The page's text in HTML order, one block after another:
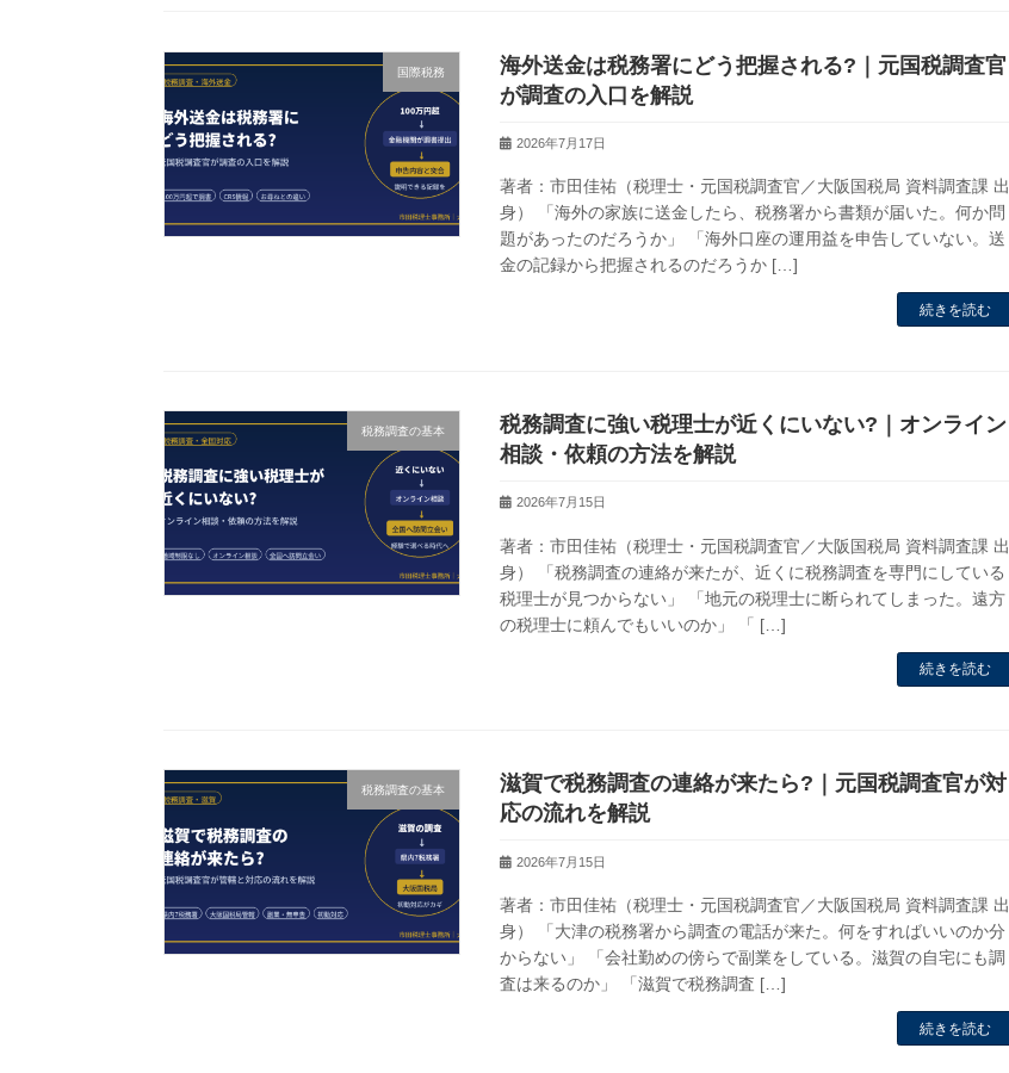
国際税務
海外送金は税務署にどう把握される?｜元国税調査官
が調査の入口を解説
2026年7月17日
著者：市田佳祐（税理士・元国税調査官／大阪国税局 資料調査課 出
身） 「海外の家族に送金したら、税務署から書類が届いた。何か問
題があったのだろうか」 「海外口座の運用益を申告していない。送
金の記録から把握されるのだろうか […]
続きを読む
税務調査の基本
税務調査に強い税理士が近くにいない?｜オンライン
相談・依頼の方法を解説
2026年7月15日
著者：市田佳祐（税理士・元国税調査官／大阪国税局 資料調査課 出
身） 「税務調査の連絡が来たが、近くに税務調査を専門にしている
税理士が見つからない」 「地元の税理士に断られてしまった。遠方
の税理士に頼んでもいいのか」 「 […]
続きを読む
税務調査の基本
滋賀で税務調査の連絡が来たら?｜元国税調査官が対
応の流れを解説
2026年7月15日
著者：市田佳祐（税理士・元国税調査官／大阪国税局 資料調査課 出
身） 「大津の税務署から調査の電話が来た。何をすればいいのか分
からない」 「会社勤めの傍らで副業をしている。滋賀の自宅にも調
査は来るのか」 「滋賀で税務調査 […]
続きを読む